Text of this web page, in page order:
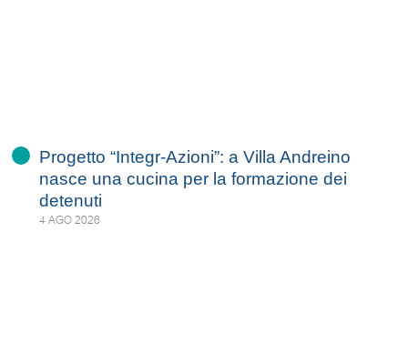
Progetto “Integr-Azioni”: a Villa Andreino
nasce una cucina per la formazione dei
detenuti
4 AGO 2026